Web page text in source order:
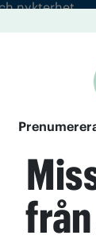
nykterhet
116 33
In